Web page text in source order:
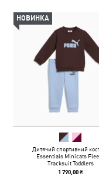
НОВИНКА
Дитячий спортивний
Essentials Minicats
Tracksuit Toddlers
1 790,00 ₴